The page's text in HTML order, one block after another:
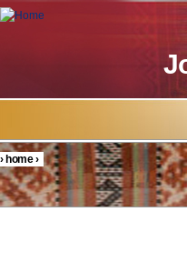
Skip to main content
You are here
›home›